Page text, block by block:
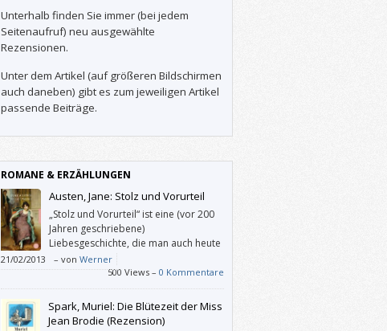
Unterhalb finden Sie immer (bei jedem
Seitenaufruf) neu ausgewählte
Rezensionen.
Unter dem Artikel (auf größeren Bildschirmen
auch daneben) gibt es zum jeweiligen Artikel
passende Beiträge.
ROMANE & ERZÄHLUNGEN
Austen, Jane: Stolz und Vorurteil
„Stolz und Vorurteil“ ist eine (vor 200
Jahren geschriebene)
Liebesgeschichte, die man auch heute
noch verschlingt. Gern bildet man sich
ein, der Ausgang sei ungewiss, um sich dann
darüber freuen zu können, dass sich die beiden
am Schluss doch kriegen.
21/02/2013 – von Werner
500 Views – 0 Kommentare
Spark, Muriel: Die Blütezeit der Miss
Jean Brodie (Rezension)